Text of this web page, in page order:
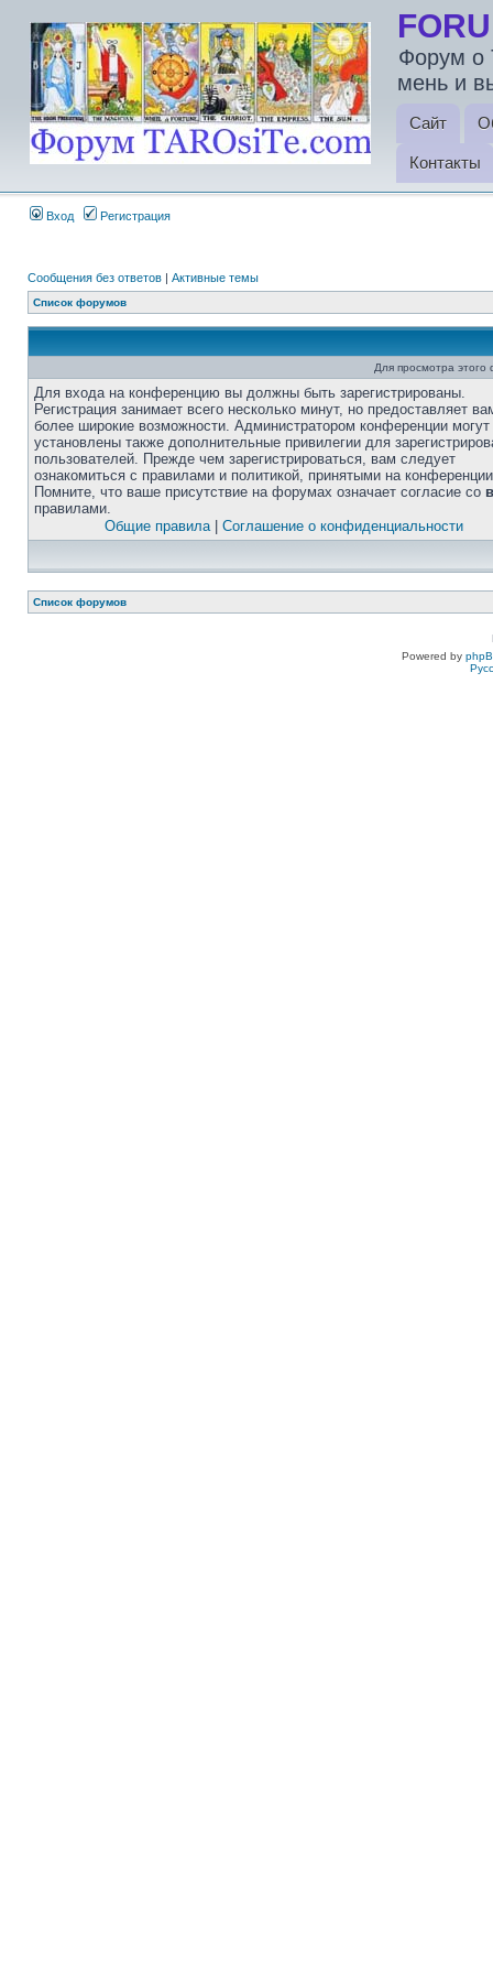
Форум о
мень и
Сайт
Контакты
Вход Регистрация
Сообщения без ответов | Активные темы
Список форумов
Для просмотра
Для входа на конференцию вы должны быть зарегистрированы.
Регистрация занимает всего несколько минут, но предоставляет
более широкие возможности. Администратором конференции
установлены также дополнительные привилегии для
пользователей. Прежде чем зарегистрироваться, вам следует
ознакомиться с правилами и политикой, принятыми на
Помните, что ваше присутствие на форумах означает согласие со
правилами.
Общие правила| Соглашение о конфиденциальности
Список форумов
Powered by